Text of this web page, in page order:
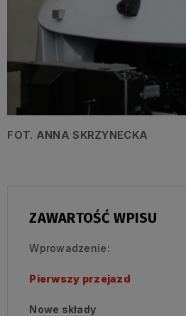
FOT. ANNA SKRZYNECKA
ZAWARTOŚĆ WPISU
Wprowadzenie:
Pierwszy przejazd
Nowe składy